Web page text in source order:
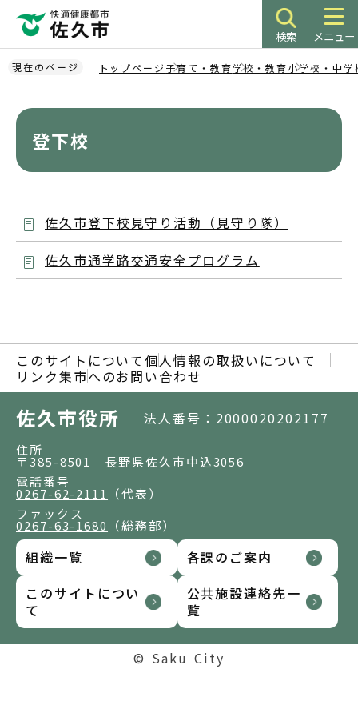
ペ
ー
ジ
検索 メニュー
現在のページ トップページ 子育て・教育学校・教育小学校・中学
登下校
佐久市登下校見守り活動（見守り隊）
佐久市通学路交通安全プログラム
このサイトについて 個人情報の取扱いについて
リンク集市へのお問い合わせ
佐久市役所 法人番号：2000020202177
住所
〒385-8501 長野県佐久市中込3056
電話番号
0267-62-2111
（代表）
ファックス
0267-63-1680 （総務部）
組織一覧
各課のご案内
このサイトについ
て
公共施設連絡先一
覧
© Saku City